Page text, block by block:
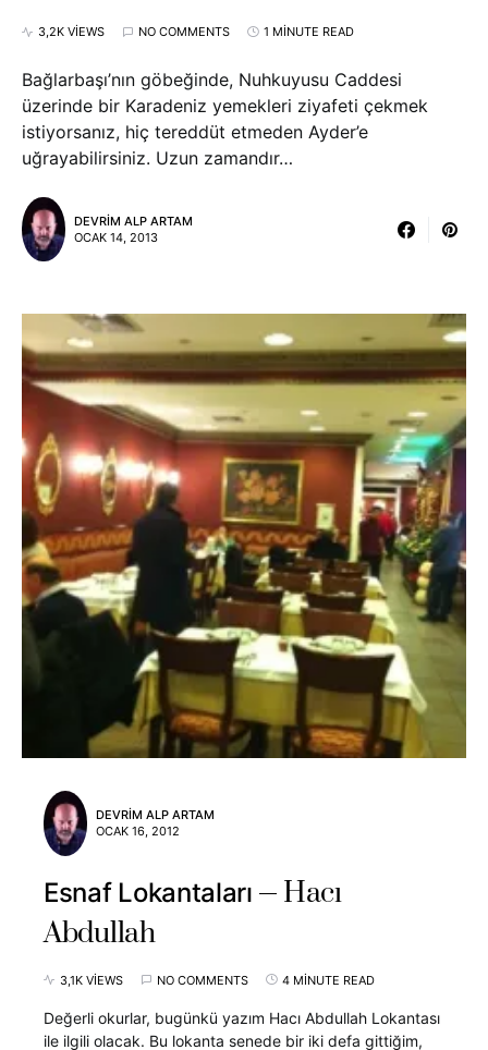
3,2K VIEWS NO COMMENTS 1 MINUTE READ
Bağlarbaşı’nın göbeğinde, Nuhkuyusu Caddesi
üzerinde bir Karadeniz yemekleri ziyafeti çekmek
istiyorsanız, hiç tereddüt etmeden Ayder’e
uğrayabilirsiniz. Uzun zamandır…
DEVRIM ALP ARTAM
OCAK 14, 2013
DEVRIM ALP ARTAM
OCAK 16, 2012
Esnaf Lokantaları
Hacı
Abdullah
3,1K VIEWS NO COMMENTS 4 MINUTE READ
Değerli okurlar, bugünkü yazım Hacı Abdullah Lokantası
ile ilgili olacak. Bu lokanta senede bir iki defa gittiğim,